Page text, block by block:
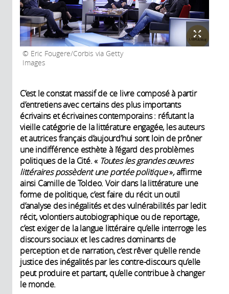
Eric Fougere/Corbis via Getty
Images
C’est le constat massif de ce livre composé à partir
d’entretiens avec certains des plus importants
écrivains et écrivaines contemporains : réfutant la
vieille catégorie de la littérature engagée, les auteurs
et autrices français d’aujourd’hui sont loin de prôner
une indifférence esthète à l’égard des problèmes
politiques de la Cité. « Toutes les grandes œuvres
littéraires possèdent une portée politique»,affirme
ainsi Camille de Toldeo. Voir dans la littérature une
forme de politique, c’est faire du récit un outil
d’analyse des inégalités et des vulnérabilités par ledit
récit, volontiers autobiographique ou de reportage,
c’est exiger de la langue littéraire qu’elle interroge les
discours sociaux et les cadres dominants de
perception et de narration, c’est rêver qu’elle rende
justice des inégalités par les contre-discours qu’elle
peut produire et partant, qu’elle contribue à changer
le monde.